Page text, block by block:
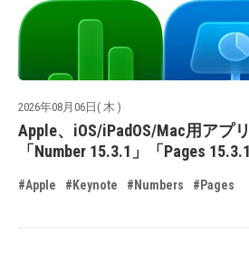
2026年08月06日( 木 )
Apple、iOS/iPadOS/Mac用アプ
「Number 15.3.1」「Pages
#Apple #Keynote #Numbers #Pages